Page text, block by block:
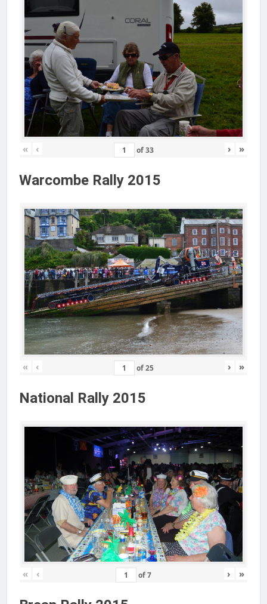
« ‹ of33 › »
Warcombe Rally 2015
« ‹ of25 › »
National Rally 2015
« ‹ of7 › »